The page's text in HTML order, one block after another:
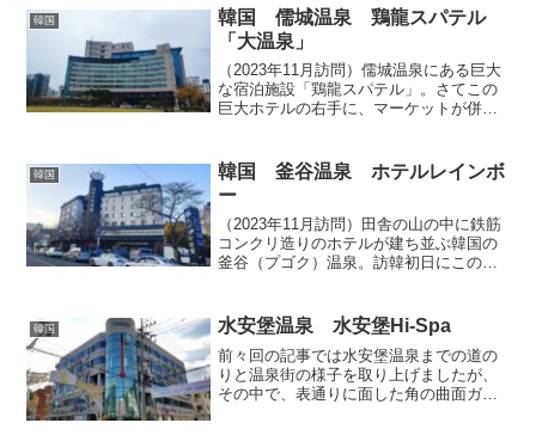
情報や訪問記が表示されます...
韓国
韓国 儒城温泉 鶏龍スパテル
「大温泉」
（2023年11月訪問）儒城温泉にある巨大
な宿泊施設「鶏龍スパテル」。さてこの
巨大ホテルの右手に、マーケットが併設
中に入るとタッチパネル式の機械があ
り、これで料金を支払...
韓国
韓国 釜谷温泉 ホテルレインボ
ー
（2023年11月訪問）田舎の山の中に鉄筋
コンクリ造りのホテルが建ち並ぶ韓国の
釜谷（プゴク）温泉。訪韓初日にこの釜
ったので、事前に宿泊予約サイトでホテ
ルを手配しておきま...
韓国 水安堡温泉 水安堡Hi-Spa
前々回の記事では水安堡温泉までの道の
りと温泉街の様子を取り上げましたが、
その中で、表通りに面した角の曲面ガラ